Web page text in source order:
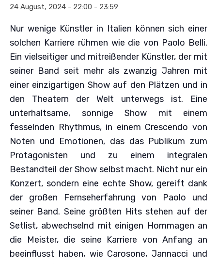
24 August, 2024 - 22:00 - 23:59
Nur wenige Künstler in Italien können sich einer
solchen Karriere rühmen wie die von Paolo Belli.
Ein vielseitiger und mitreißender Künstler, der mit
seiner Band seit mehr als zwanzig Jahren mit
einer einzigartigen Show auf den Plätzen und in
den Theatern der Welt unterwegs ist. Eine
unterhaltsame, sonnige Show mit einem
fesselnden Rhythmus, in einem Crescendo von
Noten und Emotionen, das das Publikum zum
Protagonisten und zu einem integralen
Bestandteil der Show selbst macht. Nicht nur ein
Konzert, sondern eine echte Show, gereift dank
der großen Fernseherfahrung von Paolo und
seiner Band. Seine größten Hits stehen auf der
Setlist, abwechselnd mit einigen Hommagen an
die Meister, die seine Karriere von Anfang an
beeinflusst haben, wie Carosone, Jannacci und